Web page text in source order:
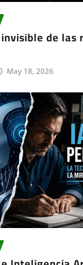
de las
May 18, 2026